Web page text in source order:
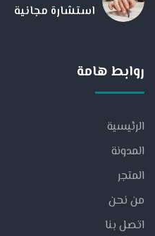
استشارة مجانية
روابط هامة
الرئيسية
المدونة
المتجر
من نحن
اتصل بنا